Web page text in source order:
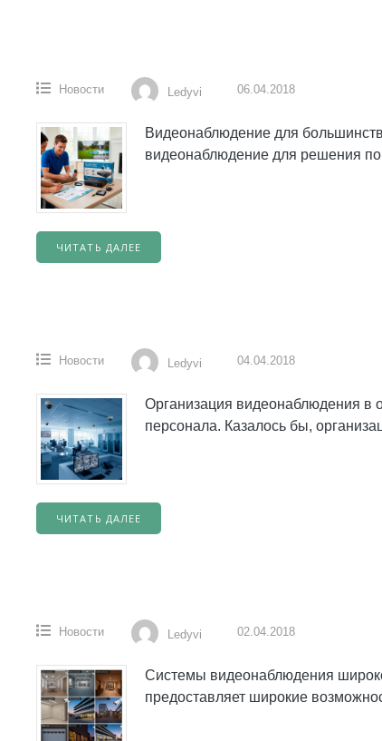
Новости Ledyvi 06.04.2018
Видеонаблюдение для
видеонаблюдение для решения
ЧИТАТЬ ДАЛЕЕ
Новости Ledyvi 04.04.2018
Организация видеонаблюдения в
персонала. Казалось бы,
ЧИТАТЬ ДАЛЕЕ
Новости Ledyvi 02.04.2018
Системы видеонаблюдения
предоставляет широкие